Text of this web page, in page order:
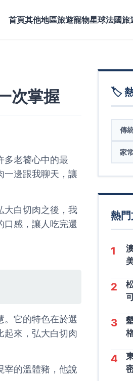
首頁其他地區旅遊寵物星球法國旅
次掌握
多老饕心中的最
一邊跟我聊天，讓
大白切肉之後，我
口感，讓人吃完還
。它的特色在於選
起來，弘大白切肉
宰的溫體豬，他說
🏷️
傳
家
熱
1
2
3
4